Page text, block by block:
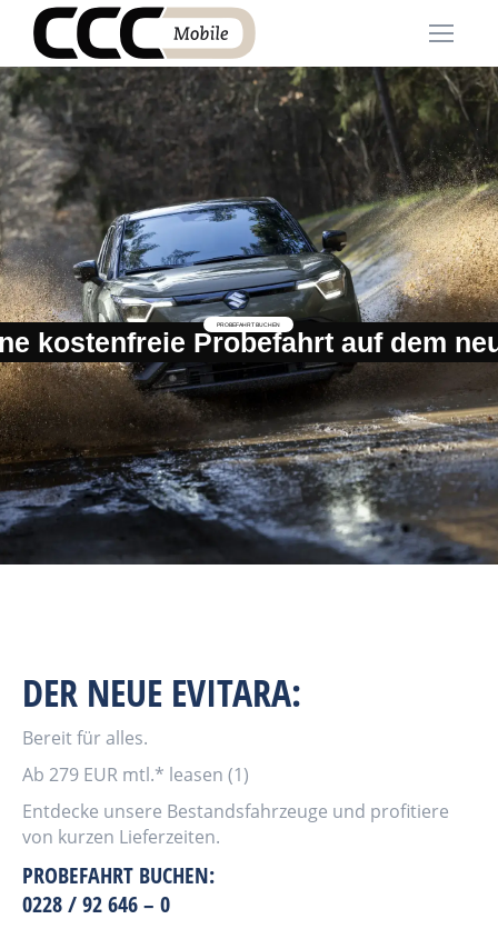
PROBEFAHRT BUCHEN
kostenfreie Probefahrt auf dem
DER NEUE EVITARA:
Bereit für alles.
Ab 279 EUR mtl.* leasen (1)
Entdecke unsere Bestandsfahrzeuge und profitiere
von kurzen Lieferzeiten.
PROBEFAHRT BUCHEN:
0228 / 92 646 – 0